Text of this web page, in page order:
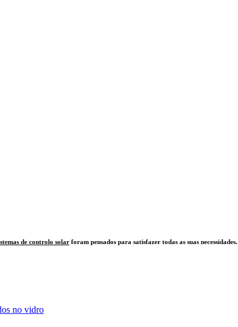
de controlo solar foram pensados para satisfazer todas as suas necessidades.